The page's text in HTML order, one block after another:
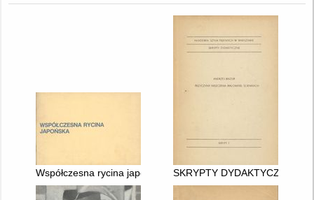
Współczesna rycina japońska : [katalog wystawy, Muzeum
SKRYPTY DYDAKTYCZNE. 7